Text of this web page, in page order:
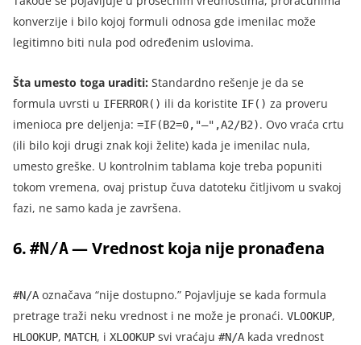
konverzije i bilo kojoj formuli odnosa gde imenilac može
legitimno biti nula pod određenim uslovima.
Šta umesto toga uraditi: Standardno rešenje je da se
formula uvrsti u IFERROR() ili da koristite IF() za proveru
imenioca pre deljenja: =IF(B2=0,"—",A2/B2). Ovo vraća crtu
(ili bilo koji drugi znak koji želite) kada je imenilac nula,
umesto greške. U kontrolnim tablama koje treba popuniti
tokom vremena, ovaj pristup čuva datoteku čitljivom u svakoj
fazi, ne samo kada je završena.
6.#N/A— Vrednost koja nije pronađena
#N/A označava “nije dostupno.” Pojavljuje se kada formula
pretrage traži neku vrednost i ne može je pronaći. VLOOKUP,
HLOOKUP, MATCH, i XLOOKUP svi vraćaju #N/A kada vrednost